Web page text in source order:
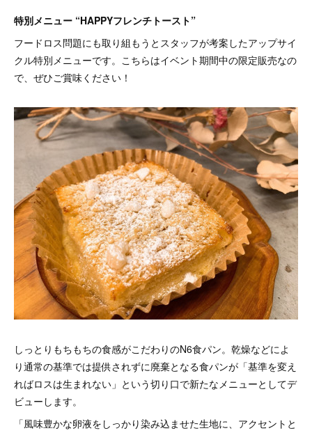
特別メニュー “HAPPYフレンチトースト”
フードロス問題にも取り組もうとスタッフが考案したアップサイ
クル特別メニューです。こちらはイベント期間中の限定販売なの
で、ぜひご賞味ください！
しっとりもちもちの食感がこだわりのN6食パン。乾燥などによ
り通常の基準では提供されずに廃棄となる食パンが「基準を変え
ればロスは生まれない」という切り口で新たなメニューとしてデ
ビューします。
「風味豊かな卵液をしっかり染み込ませた生地に、アクセントと